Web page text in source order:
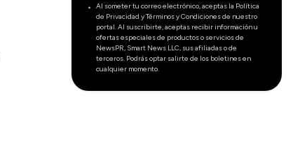
Al someter tu correo electrónico, aceptas la Política
de Privacidad y Términos y Condiciones de nuestro
portal. Al suscribirte, aceptas recibir información u
ofertas especiales de productos o servicios de
NewsPR, Smart News LLC, sus afiliadas o de
terceros. Podrás optar salirte de los boletines en
cualquier momento.